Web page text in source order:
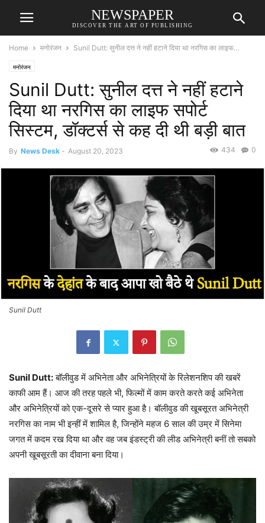
NEWSPAPER
DISCOVER THE ART OF PUBLISHING
Home मनोरंजन Sunil Dutt: सुनील दत्त ने नहीं हटाने दिया था नरगिस का लाइफ...
मनोरंजन
Sunil Dutt: सुनील दत्त ने नहीं हटाने
दिया था नरगिस का लाइफ सपोर्ट
सिस्टम, डॉक्टर्स से कह दी थी बड़ी बात
By News Desk - August 20, 2023 0
434
Sunil Dutt
Sunil Dutt:बॉलीवुड में अभिनेता और अभिनेत्रियों के रिलेशनशिप की खबरें
काफी आम हैं। आज की तरह पहले भी, फिल्मों में काम करते करते कई अभिनेता
और अभिनेत्रियों को एक-दूसरे से प्यार हुआ है। बॉलीवुड की खूबसूरत अभिनेत्री
नरगिस का नाम भी इन्हीं में शामिल है, जिन्होंने महज 6 साल की उम्र में सिनेमा
जगत में कदम रख दिया था और वह जब इंडस्ट्री की लीड अभिनेत्री बनीं तो सबको
अपनी खूबसूरती का दीवाना बना दिया।